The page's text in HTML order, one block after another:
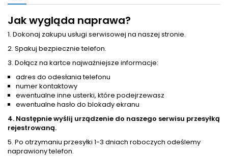
Jak wygląda naprawa?
1. Dokonaj zakupu usługi serwisowej na naszej stronie.
2. Spakuj bezpiecznie telefon.
3. Dołącz na kartce najważniejsze informacje:
adres do odesłania telefonu
numer kontaktowy
ewentualne inne usterki, które podejrzewasz
ewentualne hasło do blokady ekranu
4. Następnie wyślij urządzenie do naszego serwisu przesyłką
rejestrowaną.
5. Po otrzymaniu przesyłki 1-3 dniach roboczych odeślemy
naprawiony telefon.